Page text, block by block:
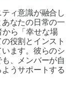
ィ意識が融合し
なたの日常の一
から「幸せな場
役割とインスト
ます。彼らのシ
、メンバーが自
うサポートする